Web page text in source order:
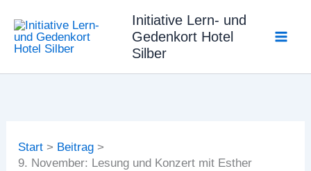
Inhalt
springen
Initiative Lern- und
Gedenkort Hotel
Silber
Start
Beitrag
9. November: Lesung und Konzert mit Esther